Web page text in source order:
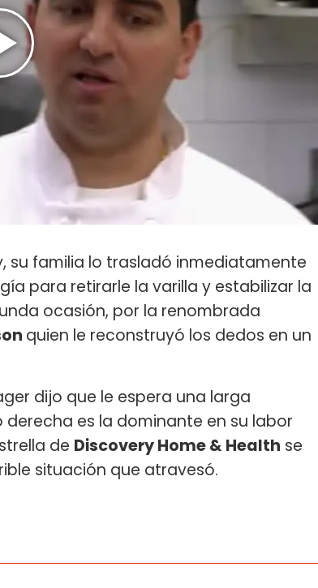
su familia lo trasladó inmediatamente
para retirarle la varilla y estabilizar la
ocasión, por la renombrada
quien le reconstruyó los dedos en un
dijo que le espera una larga
es la dominante en su labor
de Discovery Home & Health se
situación que atravesó.